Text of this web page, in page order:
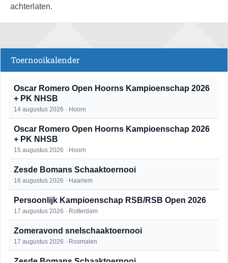
achterlaten.
Toernooikalender
Oscar Romero Open Hoorns Kampioenschap 2026
+ PK NHSB
14 augustus 2026 · Hoorn
Oscar Romero Open Hoorns Kampioenschap 2026
+ PK NHSB
15 augustus 2026 · Hoorn
Zesde Bomans Schaaktoernooi
16 augustus 2026 · Haarlem
Persoonlijk Kampioenschap RSB/RSB Open 2026
17 augustus 2026 · Rotterdam
Zomeravond snelschaaktoernooi
17 augustus 2026 · Rosmalen
Zesde Bomans Schaaktoernooi